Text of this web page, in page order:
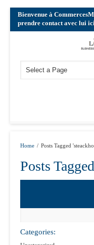
Bienvenue à
prendre contact avec lui
Home / Posts Tagged
Posts
Categories: